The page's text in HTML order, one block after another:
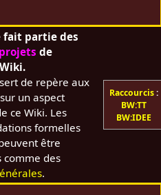
fait partie des
projets de
de repère aux
un aspect
ce Wiki. Les
formelles
être
comme des
.
Raccourcis:
BW:TT
BW:IDEE